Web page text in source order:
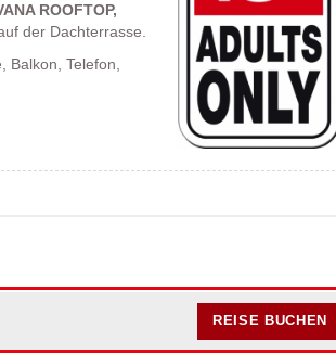
ROOFTOP,
der Dachterrasse.
Balkon, Telefon,
REISE BUCHEN